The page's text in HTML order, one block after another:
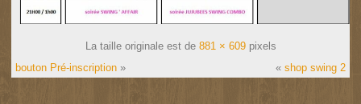
La taille originale est de 881 × 609pixels
bouton Pré-inscription » « shop swing 2